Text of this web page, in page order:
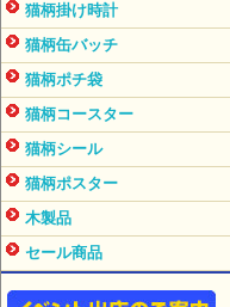
猫柄掛け時計
猫柄缶バッチ
猫柄ポチ袋
猫柄コースター
猫柄シール
猫柄ポスター
木製品
セール商品